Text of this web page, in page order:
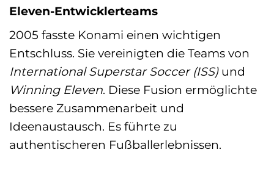
Eleven-Entwicklerteams
2005 fasste Konami einen wichtigen
Entschluss. Sie vereinigten die Teams von
International Superstar Soccer (ISS)und
Winning Eleven. Diese Fusion ermöglichte
bessere Zusammenarbeit und
Ideenaustausch. Es führte zu
authentischeren Fußballerlebnissen.